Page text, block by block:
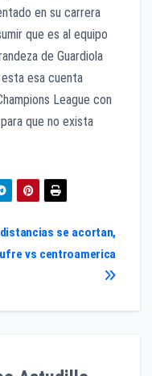
en su carrera
que es al equipo
de Guardiola
esa cuenta
League con
que no exista
se acortan,
vs centroamerica